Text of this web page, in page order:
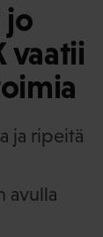
jo
vaatii
ja ripeitä
avulla